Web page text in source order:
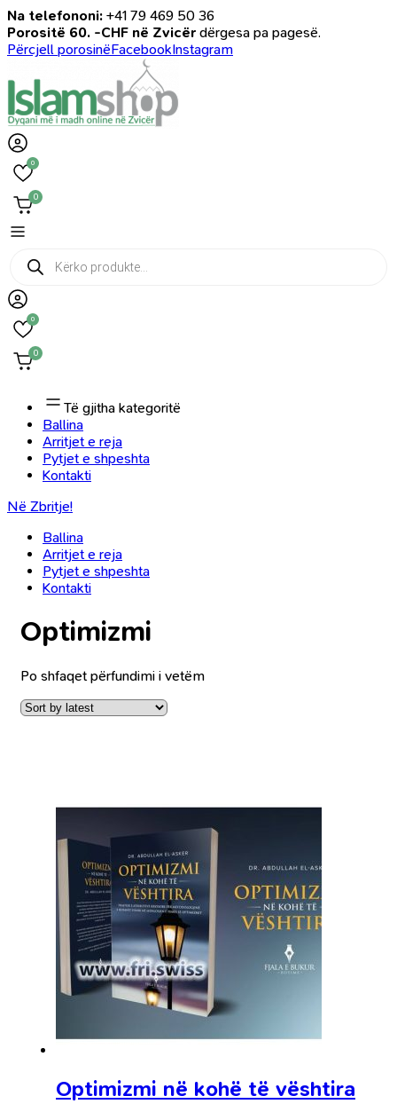
Na telefononi: +41 79 469 50 36
Porositë 60. -CHF në Zvicër dërgesa pa pagesë.
Përcjell porosinëFacebookInstagram
0
0
Products
search
0
0
Të gjitha kategoritë
Ballina
Arritjet e reja
Pytjet e shpeshta
Kontakti
Në Zbritje!
Ballina
Arritjet e reja
Pytjet e shpeshta
Kontakti
Optimizmi
Po shfaqet përfundimi i vetëm
Optimizmi në kohë të vështira